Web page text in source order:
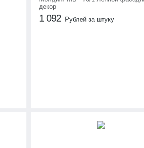
декор
1 092 Рублей за штуку